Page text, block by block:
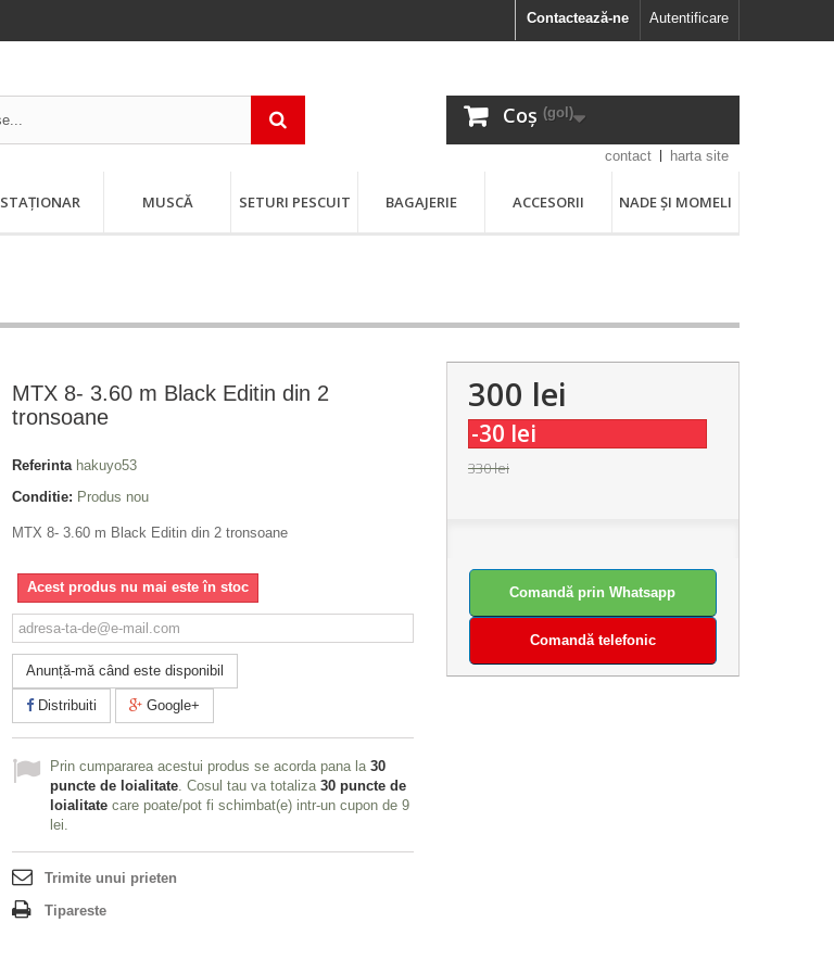
Autentificare
Contactează-ne
Coș (gol)
contact harta site
STAȚIONAR MUSCĂ SETURI PESCUIT BAGAJERIE ACCESORII NADE ȘI MOMELI
MTX 8- 3.60 m Black Editin din 2
tronsoane
Referinta hakuyo53
Conditie: Produs nou
MTX 8- 3.60 m Black Editin din 2 tronsoane
Acest produs nu mai este în stoc
Anunță-mă când este disponibil
Distribuiti Google+
Prin cumpararea acestui produs se acorda pana la 30
puncte de loialitate. Cosul tau va totaliza 30 puncte de
loialitate care poate/pot fi schimbat(e) intr-un cupon de 9
lei.
Trimite unui prieten
Tipareste
300 lei
-30 lei
330 lei
Comandă prin Whatsapp
Comandă telefonic